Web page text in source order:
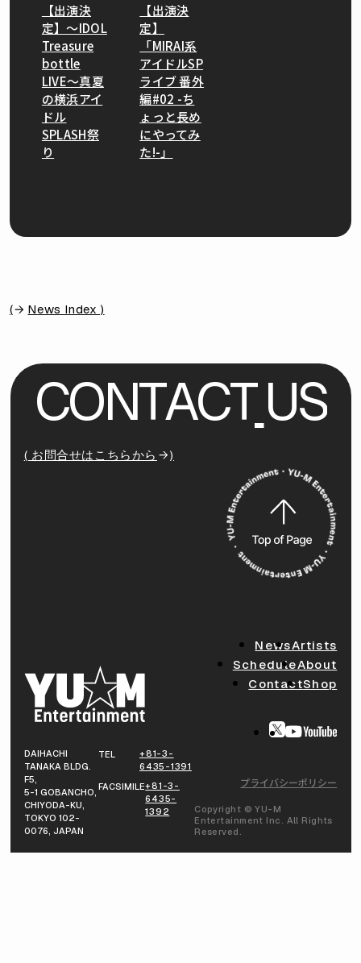
【出演決
定】〜IDOL
Treasure
bottle
LIVE〜真夏
の横浜アイ
ドル
SPLASH祭
り
【出演決
定】
「MIRAI系
アイドルSP
ライブ 番外
編#02 -ち
ょっと長め
にやってみ
た!-」
( News Index )
CONTACT US
( お問合せはこちらから )
DAIHACHI
TANAKA BLDG.
F5,
5-1 GOBANCHO,
CHIYODA-KU,
TOKYO 102-
0076, JAPAN
TEL
+81-3-
6435-1391
FACSIMILE+81-3-
6435-
1392
NewsArtists
ScheduleAbout
ContactShop
プライバシーポリシー
Copyright © YU-M
Entertainment Inc. All Rights
Reserved.